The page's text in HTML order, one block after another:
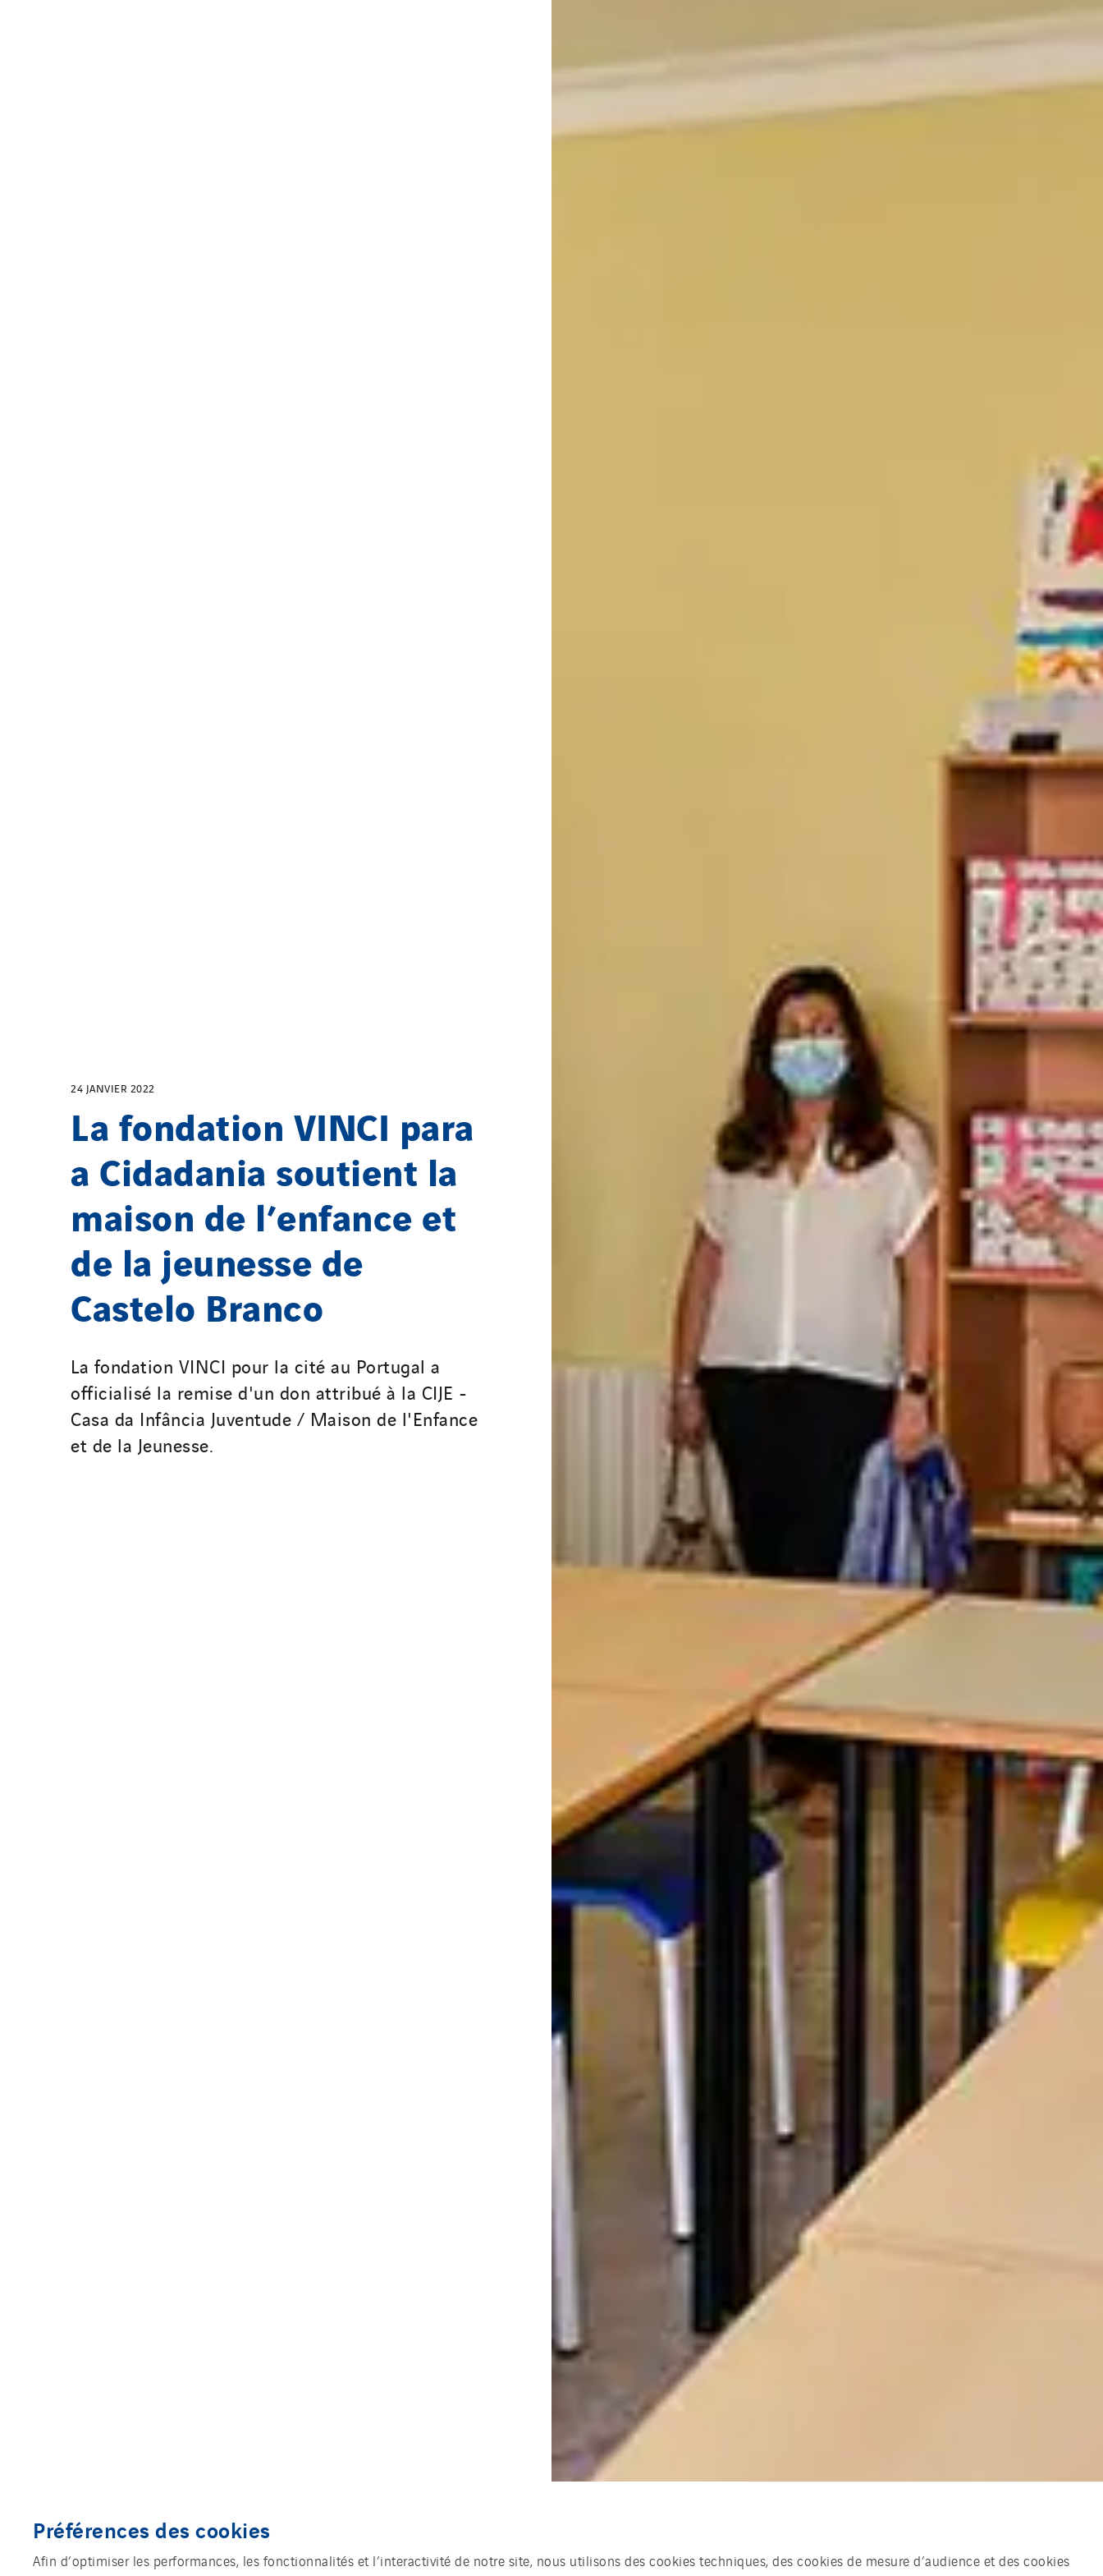
24 JANVIER 2022
La fondation VINCI para
a Cidadania soutient la
maison de l’enfance et
de la jeunesse de
Castelo Branco
La fondation VINCI pour la cité au Portugal a
officialisé la remise d'un don attribué à la CIJE -
Casa da Infância Juventude / Maison de l'Enfance
et de la Jeunesse.
Préférences des cookies
Afin d’optimiser les performances, les fonctionnalités et l’interactivité de notre site, nous utilisons des cookies techniques, des cookies de mesure d’audience et des cookies